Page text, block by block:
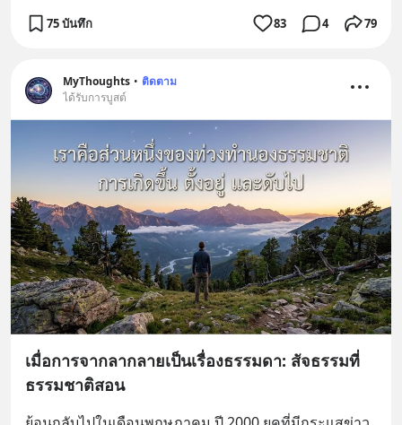
75 บันทึก 83 4 79
MyThoughts • ติดตาม
ได้รับการบูสต์
เมื่อการจากลากลายเป็นเรื่องธรรมดา: สัจธรรมที่
ธรรมชาติสอน